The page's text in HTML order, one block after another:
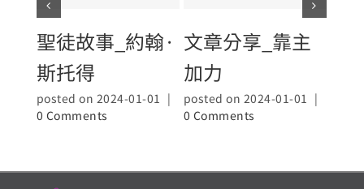
聖徒故事_約翰·
斯托得
posted on 2024-01-01 |
0 Comments
文章分享_靠主
加力
posted on 2024-01-01 |
0 Comments